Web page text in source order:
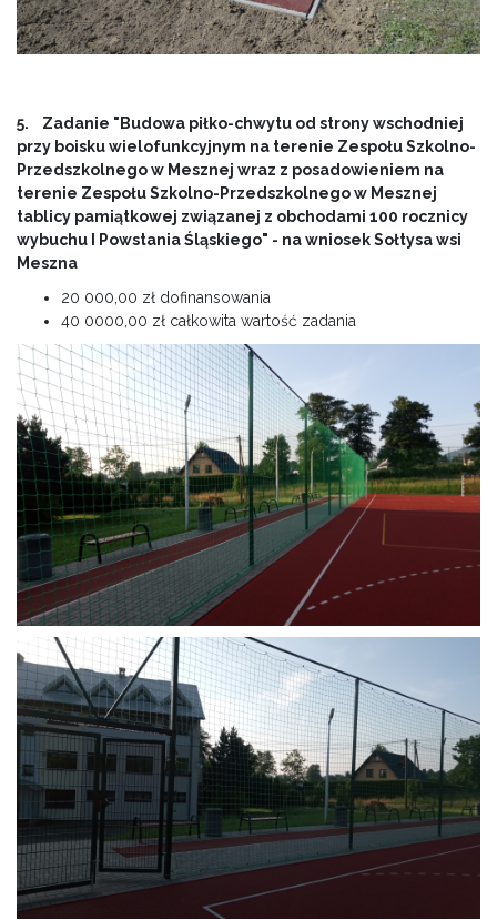
5. Zadanie "Budowa piłko-chwytu od strony wschodniej
przy boisku wielofunkcyjnym na terenie Zespołu Szkolno-
Przedszkolnego w Mesznej wraz z posadowieniem na
terenie Zespołu Szkolno-Przedszkolnego w Mesznej
tablicy pamiątkowej związanej z obchodami 100 rocznicy
wybuchu I Powstania Śląskiego" - na wniosek Sołtysa wsi
Meszna
20 000,00 zł dofinansowania
40 0000,00 zł całkowita wartość zadania